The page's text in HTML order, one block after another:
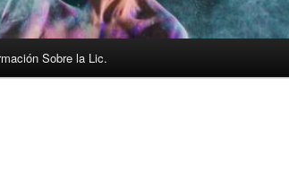
Sobre la Lic.